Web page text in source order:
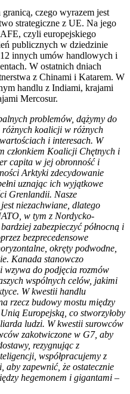
czego wyrazem jest
strategiczne z UE. Na jego
czyli europejskiego
publicznych w dziedzinie
innych umów handlowych i
W ostatnich dniach
z Chinami i Katarem. W
handlu z Indiami, krajami
Mercosur.
problemów, dążymy do
koalicji w różnych
i interesach. W
członkiem Koalicji Chętnych i
capita w jej obronność i
Arktyki zdecydowanie
uznając ich wyjątkowe
Grenlandii. Nasze
niezachwiane, dlatego
w tym z Nordycko-
zabezpieczyć północną i
bezprecedensowe
okręty podwodne,
Kanada stanowczo
wzywa do podjęcia rozmów
wspólnych celów, jakimi
W kwestii handlu
rzecz budowy mostu między
Europejską, co stworzyłoby
ludzi. W kwestii surowców
zakotwiczone w G7, aby
rezygnując z
współpracujemy z
zapewnić, że ostatecznie
hegemonem i gigantami –